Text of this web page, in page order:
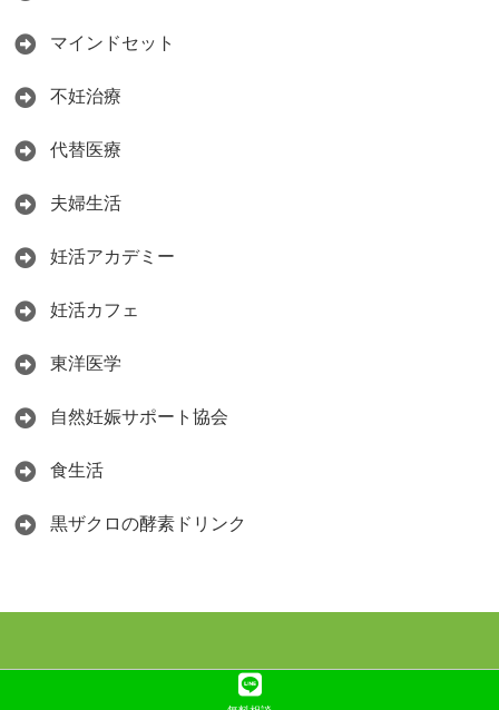
マインドセット
不妊治療
代替医療
夫婦生活
妊活アカデミー
妊活カフェ
東洋医学
自然妊娠サポート協会
食生活
黒ザクロの酵素ドリンク